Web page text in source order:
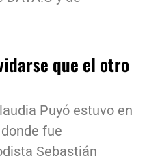
que el otro
Puyó estuvo en
fue
Sebastián